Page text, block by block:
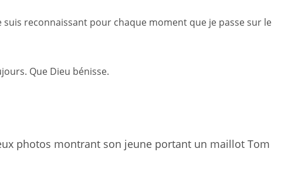
reconnaissant pour chaque moment que je passe sur le
Que Dieu bénisse.
photos montrant son jeune portant un maillot Tom